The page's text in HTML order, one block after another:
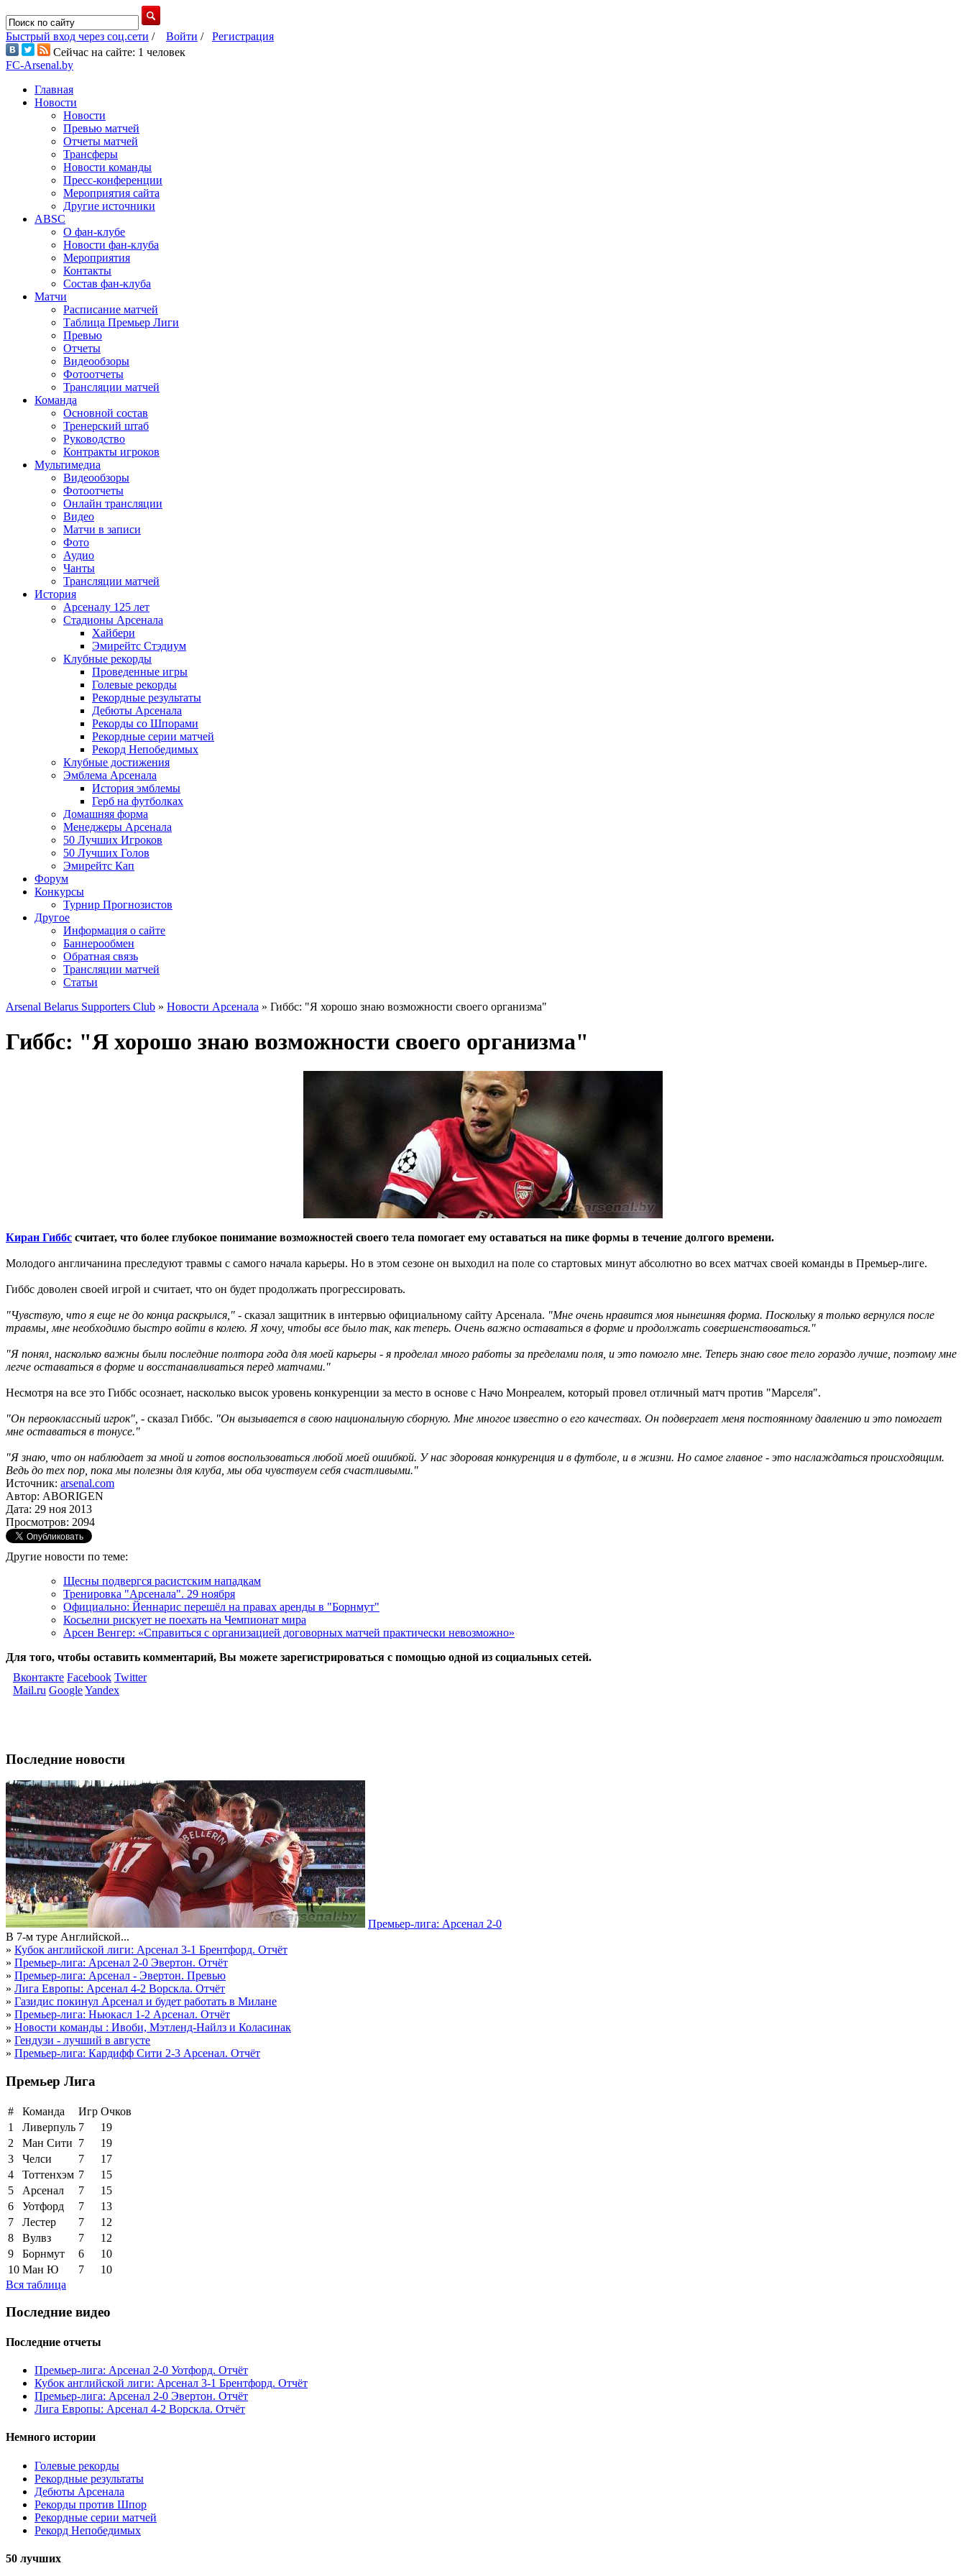
Быстрый вход через соц.сети / Войти / Регистрация
Сейчас на сайте: 1 человек
FC-Arsenal.by
Главная
Новости
Новости
Превью матчей
Отчеты матчей
Трансферы
Новости команды
Пресс-конференции
Мероприятия сайта
Другие источники
ABSC
О фан-клубе
Новости фан-клуба
Мероприятия
Контакты
Состав фан-клуба
Матчи
Расписание матчей
Таблица Премьер Лиги
Превью
Отчеты
Видеообзоры
Фотоотчеты
Трансляции матчей
Команда
Основной состав
Тренерский штаб
Руководство
Контракты игроков
Мультимедиа
Видеообзоры
Фотоотчеты
Онлайн трансляции
Видео
Матчи в записи
Фото
Аудио
Чанты
Трансляции матчей
История
Арсеналу 125 лет
Стадионы Арсенала
Хайбери
Эмирейтс Стэдиум
Клубные рекорды
Проведенные игры
Голевые рекорды
Рекордные результаты
Дебюты Арсенала
Рекорды со Шпорами
Рекордные серии матчей
Рекорд Непобедимых
Клубные достижения
Эмблема Арсенала
История эмблемы
Герб на футболках
Домашняя форма
Менеджеры Арсенала
50 Лучших Игроков
50 Лучших Голов
Эмирейтс Кап
Форум
Конкурсы
Турнир Прогнозистов
Другое
Информация о сайте
Баннерообмен
Обратная связь
Трансляции матчей
Статьи
Arsenal Belarus Supporters Club » Новости Арсенала » Гиббс: "Я хорошо знаю возможности своего организма"
Гиббс: "Я хорошо знаю возможности своего организма"
Киран Гиббс считает, что более глубокое понимание возможностей своего тела помогает ему оставаться на пике формы в течение долгого времени.
Молодого англичанина преследуют травмы с самого начала карьеры. Но в этом сезоне он выходил на поле со стартовых минут абсолютно во всех матчах своей команды в Премьер-лиге.
Гиббс доволен своей игрой и считает, что он будет продолжать прогрессировать.
"Чувствую, что я еще не до конца раскрылся," - сказал защитник в интервью официальному сайту Арсенала. "Мне очень нравится моя нынешняя форма. Поскольку я только вернулся после
травмы, мне необходимо быстро войти в колею. Я хочу, чтобы все было так, как теперь. Очень важно оставаться в форме и продолжать совершенствоваться."
"Я понял, насколько важны были последние полтора года для моей карьеры - я проделал много работы за пределами поля, и это помогло мне. Теперь знаю свое тело гораздо лучше, поэтому мне
легче оставаться в форме и восстанавливаться перед матчами."
Несмотря на все это Гиббс осознает, насколько высок уровень конкуренции за место в основе с Начо Монреалем, который провел отличный матч против "Марселя".
"Он первоклассный игрок", - сказал Гиббс. "Он вызывается в свою национальную сборную. Мне многое известно о его качествах. Он подвергает меня постоянному давлению и это помогает
мне оставаться в тонусе."
"Я знаю, что он наблюдает за мной и готов воспользоваться любой моей ошибкой. У нас здоровая конкуренция и в футболе, и в жизни. Но самое главное - это наслаждаться происходящим.
Ведь до тех пор, пока мы полезны для клуба, мы оба чувствуем себя счастливыми."
Источник: arsenal.com
Автор: ABORIGEN
Дата: 29 ноя 2013
Просмотров: 2094
Другие новости по теме:
Щесны подвергся расистским нападкам
Тренировка "Арсенала". 29 ноября
Официально: Йеннарис перешёл на правах аренды в "Борнмут"
Косьелни рискует не поехать на Чемпионат мира
Арсен Венгер: «Справиться с организацией договорных матчей практически невозможно»
Для того, чтобы оставить комментарий, Вы можете зарегистрироваться с помощью одной из социальных сетей.
Вконтакте Facebook Twitter
Mail.ru GoogleYandex
Последние новости
Премьер-лига: Арсенал 2-0
В 7-м туре Английской...
» Кубок английской лиги: Арсенал 3-1 Брентфорд. Отчёт
» Премьер-лига: Арсенал 2-0 Эвертон. Отчёт
» Премьер-лига: Арсенал - Эвертон. Превью
» Лига Европы: Арсенал 4-2 Ворскла. Отчёт
» Газидис покинул Арсенал и будет работать в Милане
» Премьер-лига: Ньюкасл 1-2 Арсенал. Отчёт
» Новости команды : Ивоби, Мэтленд-Найлз и Коласинак
» Гендузи - лучший в августе
» Премьер-лига: Кардифф Сити 2-3 Арсенал. Отчёт
Премьер Лига
# Команда Игр Очков
1
Ливерпуль 7
19
2
Ман Сити 7
19
3
Челси 7
17
4
Тоттенхэм 7
15
5
Арсенал 7
15
6
Уотфорд 7
13
7
Лестер 7
12
8
Вулвз 7
12
9
Борнмут 6
10
10 Ман Ю 7
10
Вся таблица
Последние видео
Последние отчеты
Премьер-лига: Арсенал 2-0 Уотфорд. Отчёт
Кубок английской лиги: Арсенал 3-1 Брентфорд. Отчёт
Премьер-лига: Арсенал 2-0 Эвертон. Отчёт
Лига Европы: Арсенал 4-2 Ворскла. Отчёт
Немного истории
Голевые рекорды
Рекордные результаты
Дебюты Арсенала
Рекорды против Шпор
Рекордные серии матчей
Рекорд Непобедимых
50 лучших